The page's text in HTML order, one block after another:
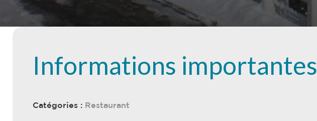
Informations importantes
Catégories : Restaurant